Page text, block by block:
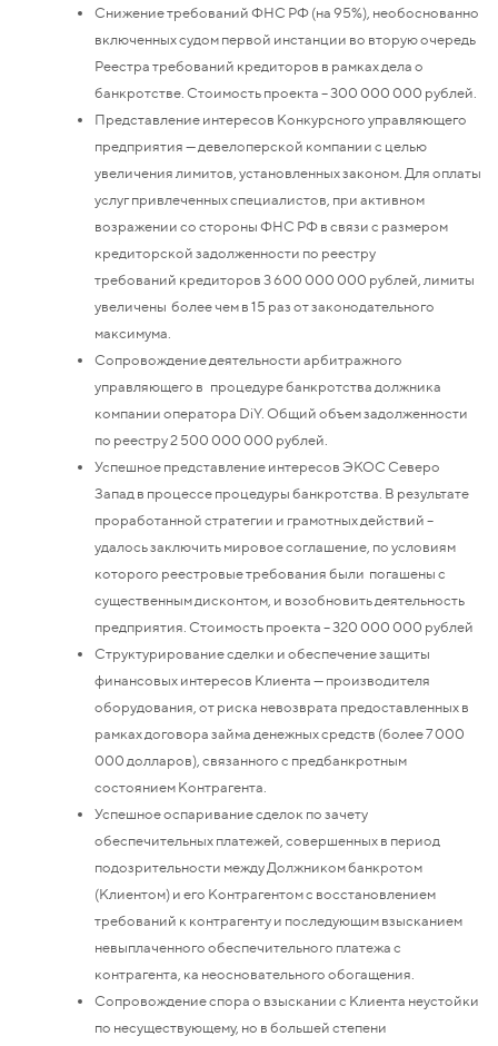
Снижение требований ФНС РФ (на 95%), необоснованно
включенных судом первой инстанции во вторую очередь
Реестра требований кредиторов в рамках дела о
банкротстве. Стоимость проекта – 300 000 000 рублей.
Представление интересов Конкурсного управляющего
предприятия — девелоперской компании с целью
увеличения лимитов, установленных законом. Для оплаты
услуг привлеченных специалистов, при активном
возражении со стороны ФНС РФ в связи с размером
кредиторской задолженности по реестру
требований кредиторов 3 600 000 000 рублей, лимиты
увеличены более чем в 15 раз от законодательного
максимума.
Сопровождение деятельности арбитражного
управляющего в процедуре банкротства должника
компании оператора DiY. Общий объем задолженности
по реестру 2 500 000 000 рублей.
Успешное представление интересов ЭКОС Северо
Запад в процессе процедуры банкротства. В результате
проработанной стратегии и грамотных действий –
удалось заключить мировое соглашение, по условиям
которого реестровые требования были погашены с
существенным дисконтом, и возобновить деятельность
предприятия. Стоимость проекта – 320 000 000 рублей
Структурирование сделки и обеспечение защиты
финансовых интересов Клиента — производителя
оборудования, от риска невозврата предоставленных в
рамках договора займа денежных средств (более 7 000
000 долларов), связанного с предбанкротным
состоянием Контрагента.
Успешное оспаривание сделок по зачету
обеспечительных платежей, совершенных в период
подозрительности между Должником банкротом
(Клиентом) и его Контрагентом с восстановлением
требований к контрагенту и последующим взысканием
невыплаченного обеспечительного платежа с
контрагента, ка неосновательного обогащения.
Сопровождение спора о взыскании с Клиента неустойки
по несуществующему, но в большей степени